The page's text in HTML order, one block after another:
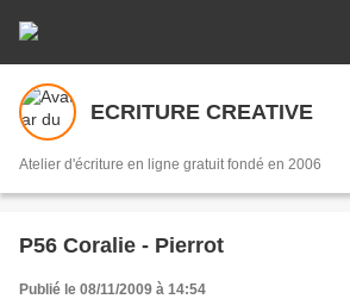
ECRITURE CREATIVE
Atelier d'écriture en ligne gratuit fondé en 2006
P56 Coralie - Pierrot
Publié le 08/11/2009 à 14:54